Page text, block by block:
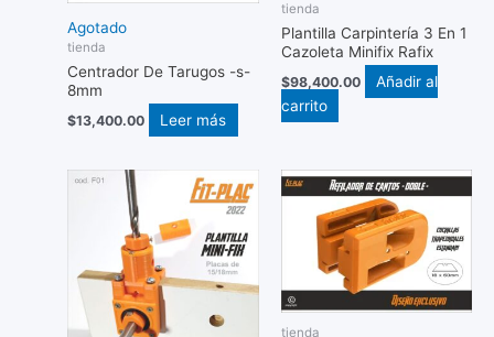
Agotado
tienda
Centrador De Tarugos -s-
8mm
$13,400.00 Leer más
tienda
Plantilla Carpintería 3 En 1
Cazoleta Minifix Rafix
$98,400.00
Añadir al
carrito
tienda